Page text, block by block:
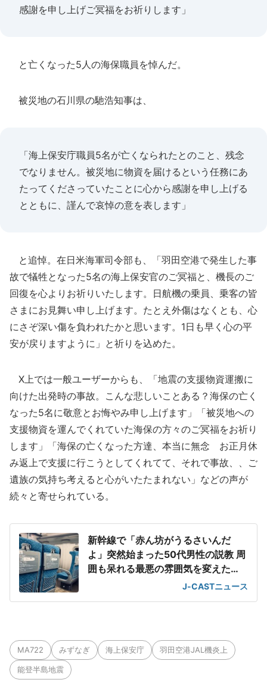
感謝を申し上げご冥福をお祈りします」
と亡くなった5人の海保職員を悼んだ。
被災地の石川県の馳浩知事は、
「海上保安庁職員5名が亡くなられたとのこと、残念
でなりません。被災地に物資を届けるという任務にあ
たってくださっていたことに心から感謝を申し上げる
とともに、謹んで哀悼の意を表します」
と追悼。在日米海軍司令部も、「羽田空港で発生した事
故で犠牲となった5名の海上保安官のご冥福と、機長のご
回復を心よりお祈りいたします。日航機の乗員、乗客の皆
さまにお見舞い申し上げます。たとえ外傷はなくとも、心
にさぞ深い傷を負われたかと思います。1日も早く心の平
安が戻りますように」と祈りを込めた。
X上では一般ユーザーからも、「地震の支援物資運搬に
向けた出発時の事故。こんな悲しいことある？海保の亡く
なった5名に敬意とお悔やみ申し上げます」「被災地への
支援物資を運んでくれていた海保の方々のご冥福をお祈り
します」「海保の亡くなった方達、本当に無念 お正月休
み返上で支援に行こうとしてくれてて、それで事故、、ご
遺族の気持ち考えると心がいたたまれない」などの声が
続々と寄せられている。
新幹線で「赤ん坊がうるさいんだ
よ」突然始まった50代男性の説教 周
囲も呆れる最悪の雰囲気を変えた
J-CASTニュース
MA722 みずなぎ 海上保安庁 羽田空港JAL機炎上
能登半島地震